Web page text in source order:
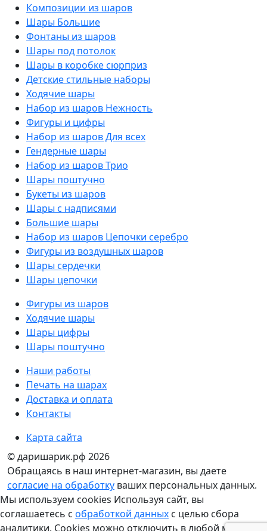
Композиции из шаров
Шары Большие
Фонтаны из шаров
Шары под потолок
Шары в коробке сюрприз
Детские стильные наборы
Ходячие шары
Набор из шаров Нежность
Фигуры и цифры
Набор из шаров Для всех
Гендерные шары
Набор из шаров Трио
Шары поштучно
Букеты из шаров
Шары с надписями
Большие шары
Набор из шаров Цепочки серебро
Фигуры из воздушных шаров
Шары сердечки
Шары цепочки
Фигуры из шаров
Ходячие шары
Шары цифры
Шары поштучно
Наши работы
Печать на шарах
Доставка и оплата
Контакты
Карта сайта
© даришарик.рф 2026
Обращаясь в наш интернет-магазин, вы даете
согласие на обработку ваших персональных данных.
Мы используем cookies Используя сайт, вы
соглашаетесь с обработкой данных с целью сбора
аналитики. Cookies можно отключить в любой момент в